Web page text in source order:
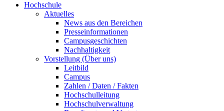
Hochschule
Aktuelles
News aus den Bereichen
Presseinformationen
Campusgeschichten
Nachhaltigkeit
Vorstellung (Über uns)
Leitbild
Campus
Zahlen / Daten / Fakten
Hochschulleitung
Hochschulverwaltung